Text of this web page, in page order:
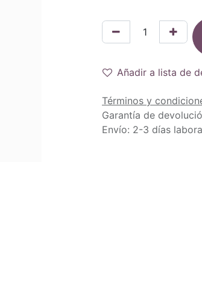
Añadir a lista de
Términos y
Garantía de
Envío: 2-3 días